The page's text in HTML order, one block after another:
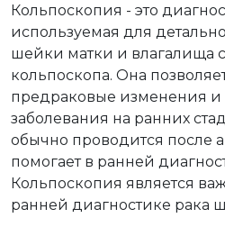
Кольпоскопия - это
используемая для
шейки матки и влагалища
кольпоскопа. Она
предраковые изменения
заболевания на ранних
обычно проводится после
помогает в ранней
Кольпоскопия является
ранней диагностике рака